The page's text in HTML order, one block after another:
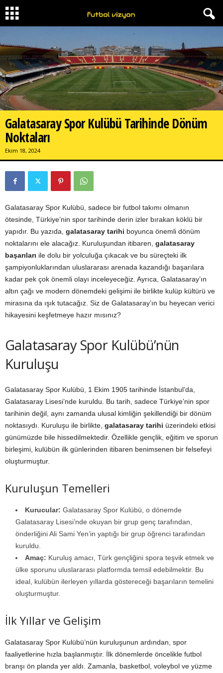
Galatasaray Spor Kulübü Tarihinde Dönüm
Noktaları
Ekim 18, 2024
Galatasaray Spor Kulübü, sadece bir futbol takımı olmanın
ötesinde, Türkiye’nin spor tarihinde derin izler bırakan köklü bir
yapıdır. Bu yazıda, galatasaray tarihi boyunca önemli dönüm
noktalarını ele alacağız. Kuruluşundan itibaren, galatasaray
başarıları ile dolu bir yolculuğa çıkacak ve bu süreçteki ilk
şampiyonluklarından uluslararası arenada kazandığı başarılara
kadar pek çok önemli olayı inceleyeceğiz. Ayrıca, Galatasaray’ın
altın çağı ve modern dönemdeki gelişimi ile birlikte kulüp kültürü ve
mirasına da ışık tutacağız. Siz de Galatasaray’ın bu heyecan verici
hikayesini keşfetmeye hazır mısınız?
Galatasaray Spor Kulübü’nün
Kuruluşu
Galatasaray Spor Kulübü, 1 Ekim 1905 tarihinde İstanbul’da,
Galatasaray Lisesi’nde kuruldu. Bu tarih, sadece Türkiye’nin spor
tarihinin değil, aynı zamanda ulusal kimliğin şekillendiği bir dönüm
noktasıydı. Kuruluşu ile birlikte, galatasaray tarihi üzerindeki etkisi
günümüzde bile hissedilmektedir. Özellikle gençlik, eğitim ve sporun
birleşimi, kulübün ilk günlerinden itibaren benimsenen bir felsefeyi
oluşturmuştur.
Kuruluşun Temelleri
Kurucular: Galatasaray Spor Kulübü, o dönemde
Galatasaray Lisesi’nde okuyan bir grup genç tarafından,
önderliğini Ali Sami Yen’in yaptığı bir grup öğrenci tarafından
kuruldu.
Amaç: Kuruluş amacı, Türk gençliğini spora teşvik etmek ve
ülke sporunu uluslararası platformda temsil edebilmektir. Bu
ideal, kulübün ilerleyen yıllarda göstereceği başarıların temelini
oluşturmuştur.
İlk Yıllar ve Gelişim
Galatasaray Spor Kulübü’nün kuruluşunun ardından, spor
faaliyetlerine hızla başlanmıştır. İlk dönemlerde öncelikle futbol
branşı ön planda yer aldı. Zamanla, basketbol, voleybol ve yüzme